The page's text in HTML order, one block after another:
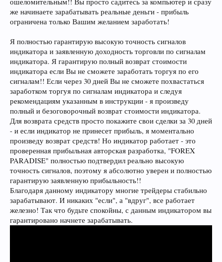
же начинаете зарабатывать реальные деньги - прибыль
ограничена только Вашим желанием заработать!
Я полностью гарантирую высокую точность сигналов
индикатора и заявленную доходность торговли по сигналам
индикатора. Я гарантирую полный возврат стоимости
индикатора если Вы не сможете заработать торгуя по его
сигналам!! Если через 30 дней Вы не сможете похвастаться
заработком торгуя по сигналам индикатора и следуя
рекомендациям указанным в инструкции - я произведу
полный и безоговорочный возврат стоимости индикатора.
Для возврата средств просто покажите свои сделки за 30 дней
- и если индикатор не принесет прибыль, я моментально
произведу возврат средств! Но индикатор работает - это
проверенная прибыльная авторская разработка, "FOREX
PARADISE" полностью подтвердил реально высокую
точность сигналов, поэтому я абсолютно уверен и полностью
гарантирую заявленную прибыльность!!
Благодаря данному индикатору многие трейдеры стабильно
зарабатывают. И никаких "если", а "вдруг", все работает
железно! Так что будьте спокойны, с данным индикатором вы
гарантировано начнете зарабатывать.